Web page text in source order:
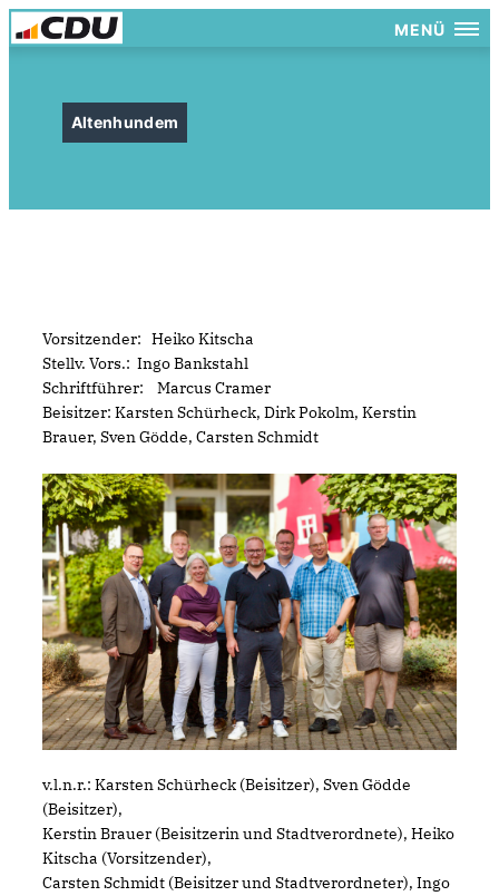
MENÜ
Altenhundem
Vorsitzender: Heiko Kitscha
Stellv. Vors.: Ingo Bankstahl
Schriftführer: Marcus Cramer
Beisitzer: Karsten Schürheck, Dirk Pokolm, Kerstin
Brauer, Sven Gödde, Carsten Schmidt
v.l.n.r.: Karsten Schürheck (Beisitzer), Sven Gödde
(Beisitzer),
Kerstin Brauer (Beisitzerin und Stadtverordnete), Heiko
Kitscha (Vorsitzender),
Carsten Schmidt (Beisitzer und Stadtverordneter), Ingo